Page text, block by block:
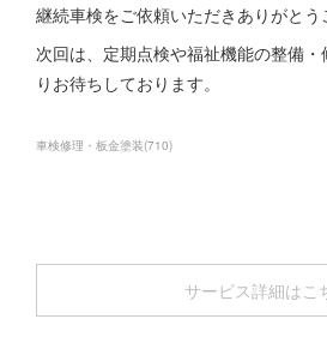
継続車検をご依頼いただきありがとう
次回は、定期点検や福祉機能の整備・
りお待ちしております。
車検修理・板金塗装(710)
サービス詳細はこ